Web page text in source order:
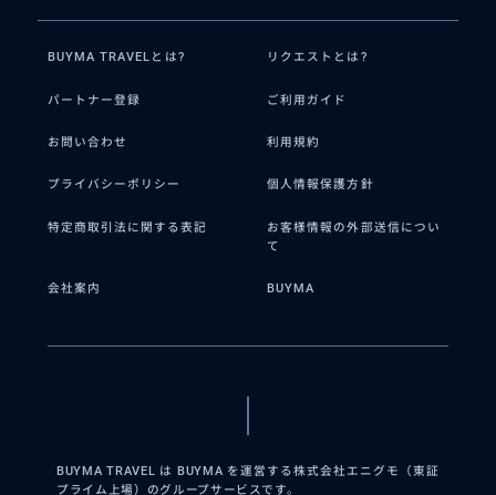
BUYMA TRAVELとは? リクエストとは?
パートナー登録 ご利用ガイド
お問い合わせ 利用規約
プライバシーポリシー 個人情報保護方針
特定商取引法に関する表記
お客様情報の外部送信につい
て
会社案内 BUYMA
BUYMA TRAVEL は BUYMA を運営する株式会社エニグモ（東証
プライム上場）のグループサービスです。